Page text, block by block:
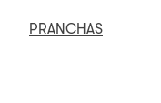
PRANCHAS